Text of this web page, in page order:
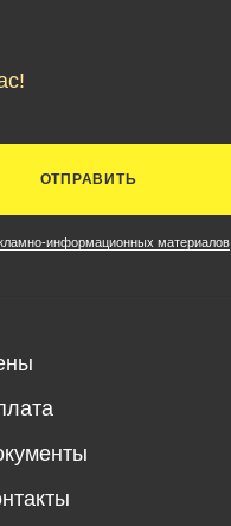
ОТПРАВИТЬ
информационных материалов